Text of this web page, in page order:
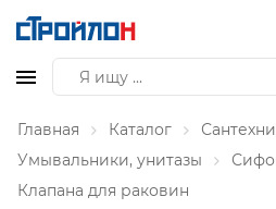
Главная Каталог
Умывальники, унитазы
Клапана для раковин